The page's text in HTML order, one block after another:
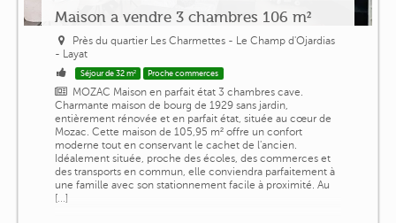
Maison a vendre 3 chambres 106 m²
Près du quartier Les Charmettes - Le Champ d'Ojardias
- Layat
Séjour de 32 m² Proche commerces
MOZAC Maison en parfait état 3 chambres cave.
Charmante maison de bourg de 1929 sans jardin,
entièrement rénovée et en parfait état, située au cœur de
Mozac. Cette maison de 105,95 m² offre un confort
moderne tout en conservant le cachet de l'ancien.
Idéalement située, proche des écoles, des commerces et
des transports en commun, elle conviendra parfaitement à
une famille avec son stationnement facile à proximité. Au
[...]